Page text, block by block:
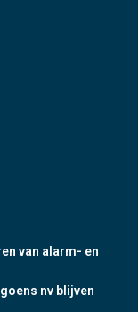
van alarm- en
nv blijven